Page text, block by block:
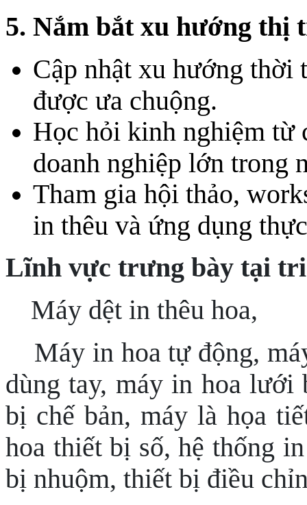
5. Nắm bắt xu hướng thị
Cập nhật xu hướng thời
được ưa chuộng.
Học hỏi kinh nghiệm từ
doanh nghiệp lớn trong
Tham gia hội thảo,
in thêu và ứng dụng
Lĩnh vực trưng bày tại
Máy dệt in thêu hoa,
Máy in hoa tự động,
dùng tay, máy in hoa
bị chế bản, máy là họa
hoa thiết bị số, hệ thống
bị nhuộm, thiết bị điều